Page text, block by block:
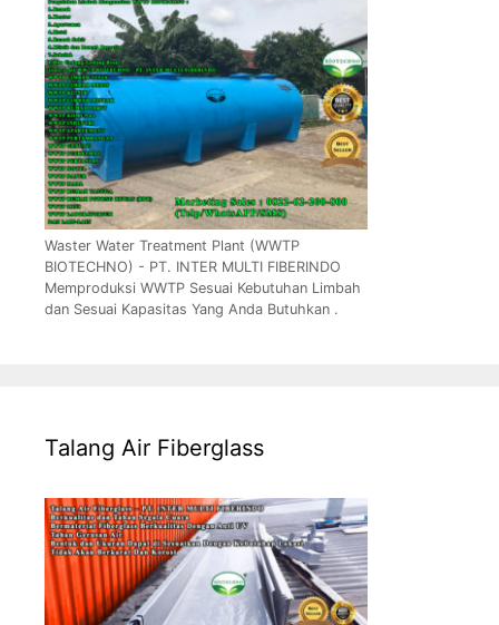
Waster Water Treatment Plant (WWTP
BIOTECHNO) - PT. INTER MULTI FIBERINDO
Memproduksi WWTP Sesuai Kebutuhan Limbah
dan Sesuai Kapasitas Yang Anda Butuhkan .
Talang Air Fiberglass